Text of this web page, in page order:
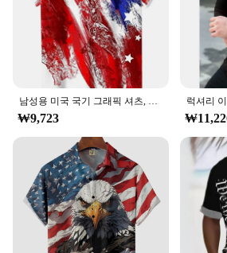
Features:
**Celebrate American Pride with
Embrace the spirit of the land of
American Flag Men Hawaiian
blend of American patriotism and
perfect choice for those who want
love for the country while enjoying
beach-ready look. The high-
ensures durability and comfort,
choice for both casual outings and
events. The classic American Flag
to national pride, while the
touch of tropical charm, making it
addition to any wardrobe.
남성용 미국 국기 그래픽 셔츠, 3D 프린트 하와이안 비치 셔츠, 반팔 y2k 상의, 빈티지 의류, 라펠 블라우스
₩9,723